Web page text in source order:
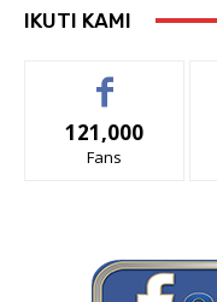
IKUTI KAMI
121,000
Fans